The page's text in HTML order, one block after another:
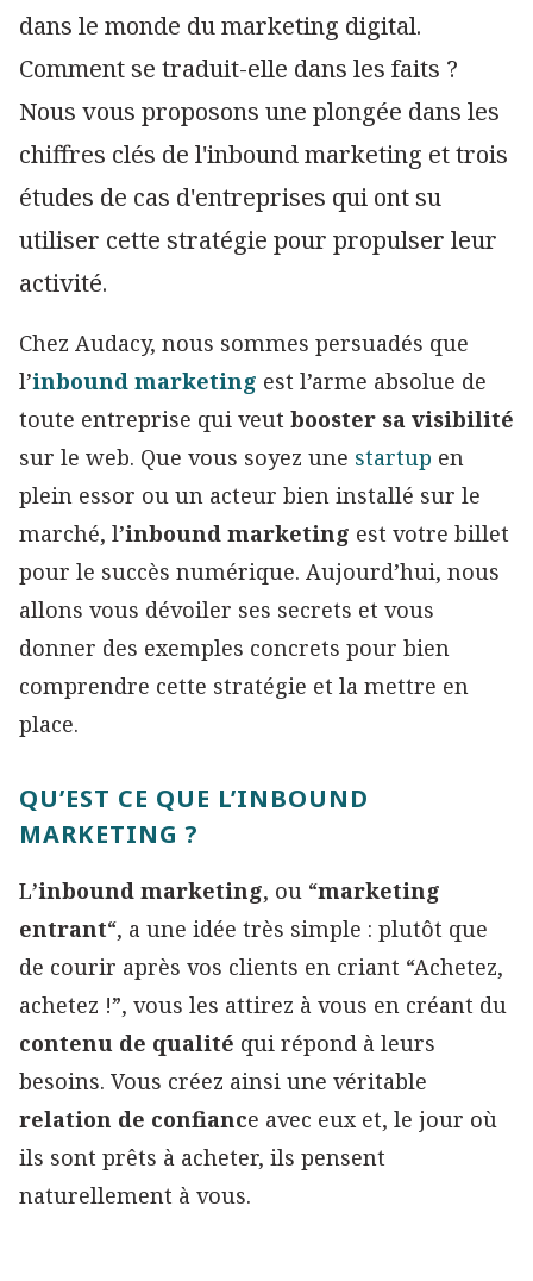
dans le monde du marketing digital.
Comment se traduit-elle dans les faits ?
Nous vous proposons une plongée dans les
chiffres clés de l'inbound marketing et trois
études de cas d'entreprises qui ont su
utiliser cette stratégie pour propulser leur
activité.
Chez Audacy, nous sommes persuadés que
l’inbound marketing est l’arme absolue de
toute entreprise qui veut booster sa visibilité
sur le web. Que vous soyez une startup en
plein essor ou un acteur bien installé sur le
marché, l’inbound marketing est votre billet
pour le succès numérique. Aujourd’hui, nous
allons vous dévoiler ses secrets et vous
donner des exemples concrets pour bien
comprendre cette stratégie et la mettre en
place.
QU’EST CE QUE L’INBOUND
MARKETING ?
L’inbound marketing, ou “marketing
entrant“, a une idée très simple : plutôt que
de courir après vos clients en criant “Achetez,
achetez !”, vous les attirez à vous en créant du
contenu de qualité qui répond à leurs
besoins. Vous créez ainsi une véritable
relation de confiance avec eux et, le jour où
ils sont prêts à acheter, ils pensent
naturellement à vous.